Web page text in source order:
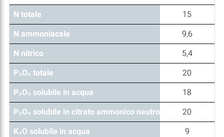
N totale 15
N ammoniacale 9,6
N nitrico 5,4
P₂O₅ totale 20
P₂O₅ solubile in acqua 18
P₂O₅ solubile in citrato ammonico neutro 20
K₂O solubile in acqua 9